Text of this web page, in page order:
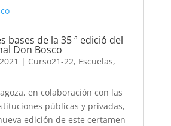
bases de la 35 ª edició del
Don Bosco
| Curso21-22, Escuelas,
en colaboración con las
públicas y privadas,
edición de este certamen